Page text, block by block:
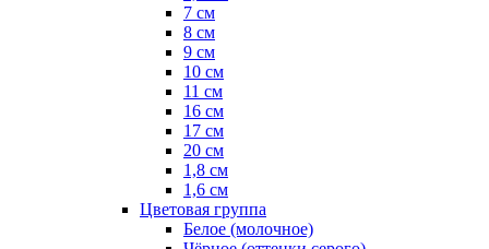
7 см
8 см
9 см
10 см
11 см
16 см
17 см
20 см
1,8 см
1,6 см
Цветовая группа
Белое (молочное)